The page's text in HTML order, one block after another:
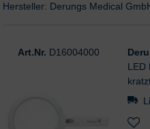
Hersteller: Derungs Medical
Art.Nr. D16004000
LED